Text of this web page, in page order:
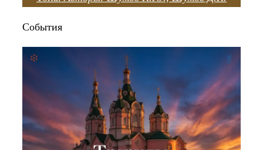
События